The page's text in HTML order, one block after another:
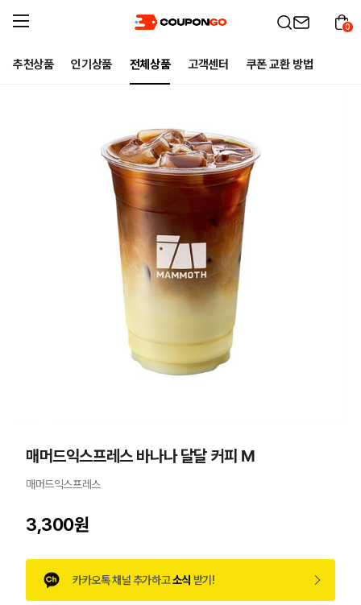
추천상품 인기상품 전체상품 고객센터 쿠폰 교환 방법
0
매머드익스프레스 바나나 달달 커피 M
매머드익스프레스
3,300원
카카오톡 채널 추가하고소식 받기!